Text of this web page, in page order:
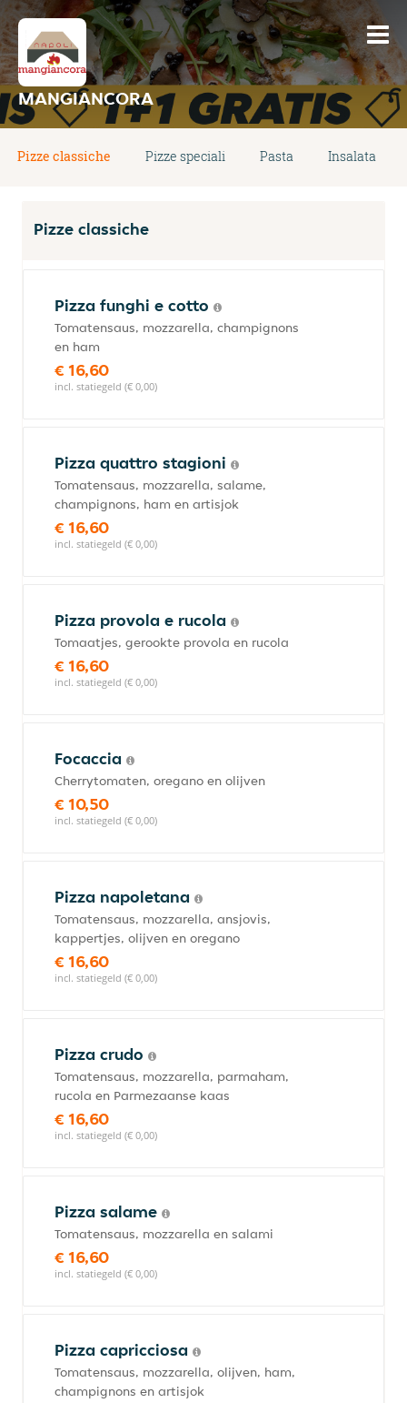
MANGIANCORA
Pizze classiche Pizze speciali Pasta Insalata
Pizze classiche
Pizza funghi e cotto
Tomatensaus, mozzarella, champignons
en ham
€ 16,60
incl. statiegeld (€ 0,00)
Pizza quattro stagioni
Tomatensaus, mozzarella, salame,
champignons, ham en artisjok
€ 16,60
incl. statiegeld (€ 0,00)
Pizza provola e rucola
Tomaatjes, gerookte provola en rucola
€ 16,60
incl. statiegeld (€ 0,00)
Focaccia
Cherrytomaten, oregano en olijven
€ 10,50
incl. statiegeld (€ 0,00)
Pizza napoletana
Tomatensaus, mozzarella, ansjovis,
kappertjes, olijven en oregano
€ 16,60
incl. statiegeld (€ 0,00)
Pizza crudo
Tomatensaus, mozzarella, parmaham,
rucola en Parmezaanse kaas
€ 16,60
incl. statiegeld (€ 0,00)
Pizza salame
Tomatensaus, mozzarella en salami
€ 16,60
incl. statiegeld (€ 0,00)
Pizza capricciosa
Tomatensaus, mozzarella, olijven, ham,
champignons en artisjok